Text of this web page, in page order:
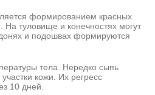
формированием красных
туловище и конечностях могут
и подошвах формируются
тела. Нередко сыпь
кожи. Их регресс
10 дней.